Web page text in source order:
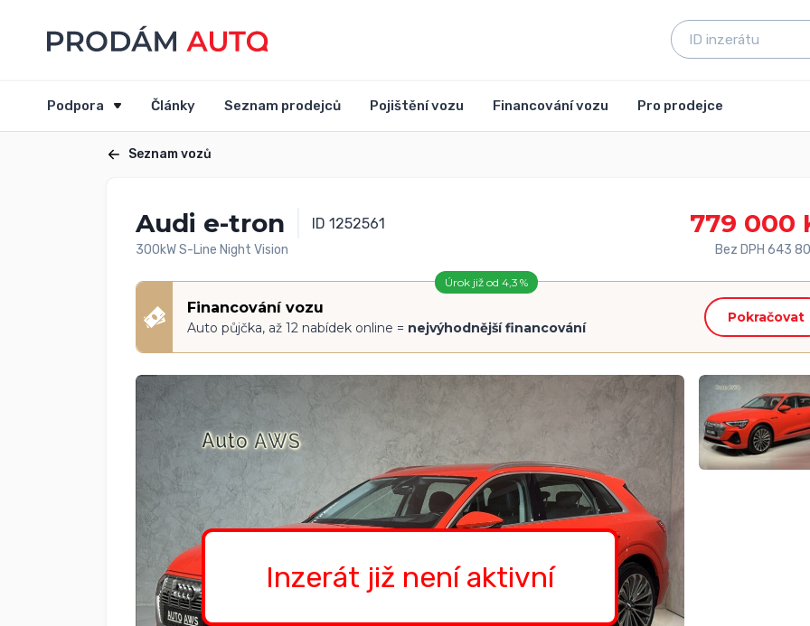
Podpora Články Seznam prodejců Pojištění vozu Financování vozu Pro prodejce
Seznam vozů
Audi e-tron ID 1252561
300kW S-Line Night Vision
779 000
Bez DPH 643
Úrok již od 4,3 %
Financování vozu
Auto půjčka, až 12 nabídek online = nejvýhodnější financování
Pokračovat
Inzerát již není aktivní